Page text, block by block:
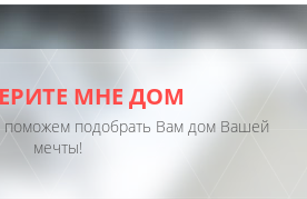
МНЕ ДОМ
поможем подобрать Вам дом Вашей
мечты!